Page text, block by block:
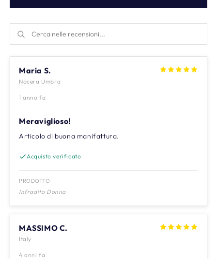
Maria S.
Nocera Umbra
1 anno fa
Meraviglioso!
Articolo di buona manifattura.
Acquisto verificato
PRODOTTO
Infradito Donna
MASSIMO C.
Italy
4 anni fa